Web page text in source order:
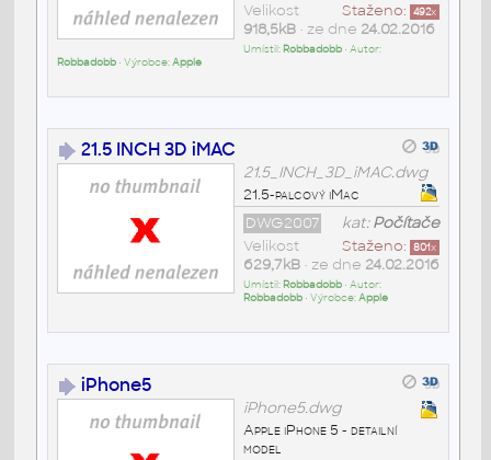
Staženo: 492x
Velikost
918,5kB• ze dne 24.02.2016
Umístil: Robbadobb• Autor:
Robbadobb• Výrobce:Apple
21.5 INCH 3D iMAC
21.5_INCH_3D_iMAC.dwg
21.5-palcový iMac
kat:Počítače
DWG2007
Staženo: 801x
Velikost
629,7kB• ze dne 24.02.2016
Umístil: Robbadobb• Autor:
Robbadobb• Výrobce:Apple
iPhone5
iPhone5.dwg
Apple iPhone 5 - detailní
model